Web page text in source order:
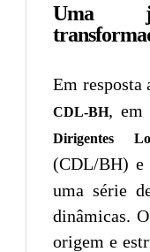
Uma
Em resposta
CDL-BH, em
Dirigentes
(CDL/BH) e
uma série
dinâmicas.
origem e